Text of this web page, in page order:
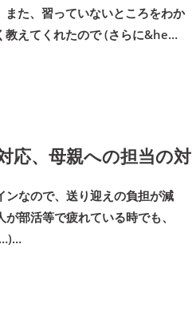
また、習っていないところをわか
教えてくれたので (さらに&he…
応、母親への担当の対
ンなので、送り迎えの負担が減
が部活等で疲れている時でも、